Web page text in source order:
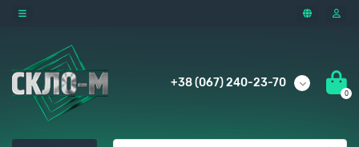
+38 (067) 240-23-70
0